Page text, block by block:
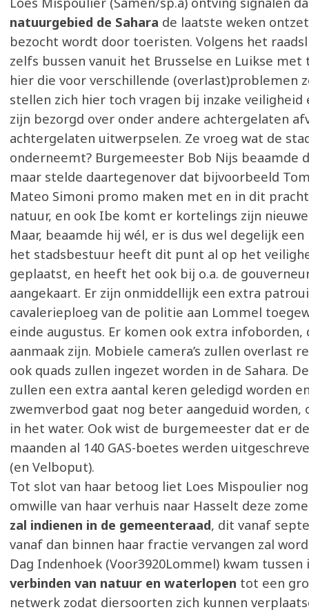
natuurgebied de Sahara de laatste weken
bezocht wordt door toeristen. Volgens het
zelfs bussen vanuit het Brusselse en Luikse
hier die voor verschillende (overlast)problemen
stellen zich hier toch vragen bij inzake veiligheid
zijn bezorgd over onder andere achtergelaten
achtergelaten uitwerpselen. Ze vroeg wat de
onderneemt? Burgemeester Bob Nijs beaamde
maar stelde daartegenover dat bijvoorbeeld
Mateo Simoni promo maken met en in dit
natuur, en ook Ibe komt er kortelings zijn
Maar, beaamde hij wél, er is dus wel degelijk
het stadsbestuur heeft dit punt al op het
geplaatst, en heeft het ook bij o.a. de
aangekaart. Er zijn onmiddellijk een extra
cavalerieploeg van de politie aan Lommel
einde augustus. Er komen ook extra infoborden,
aanmaak zijn. Mobiele camera’s zullen overlast
ook quads zullen ingezet worden in de Sahara.
zullen een extra aantal keren geledigd worden
zwemverbod gaat nog beter aangeduid worden,
in het water. Ook wist de burgemeester dat er
maanden al 140 GAS-boetes werden
(en Velboput).
Tot slot van haar betoog liet Loes Mispoulier
omwille van haar verhuis naar Hasselt deze
zal indienen in de gemeenteraad, dit vanaf
vanaf dan binnen haar fractie vervangen zal
Dag Indenhoek (Voor3920Lommel) kwam tussen
verbinden van natuur en waterlopen tot een
netwerk zodat diersoorten zich kunnen